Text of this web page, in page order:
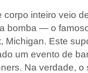
inteiro veio
bomba — o
Este
um evento de
Na verdade, o